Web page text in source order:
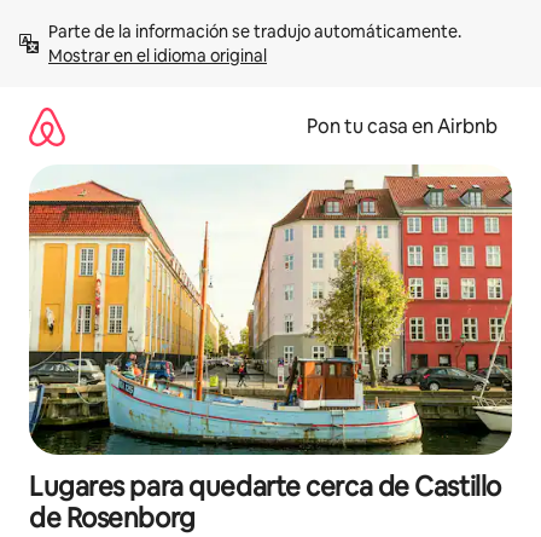
contenidoMostrar en el idioma original
Pon tu casa en Airbnb
Lugares para quedarte cerca de Castillo
de Rosenborg